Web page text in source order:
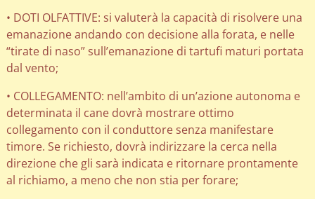
• DOTI OLFATTIVE: si valuterà la capacità di risolvere una
emanazione andando con decisione alla forata, e nelle
“tirate di naso” sull’emanazione di tartufi maturi portata
dal vento;
• COLLEGAMENTO: nell’ambito di un’azione autonoma e
determinata il cane dovrà mostrare ottimo
collegamento con il conduttore senza manifestare
timore. Se richiesto, dovrà indirizzare la cerca nella
direzione che gli sarà indicata e ritornare prontamente
al richiamo, a meno che non stia per forare;